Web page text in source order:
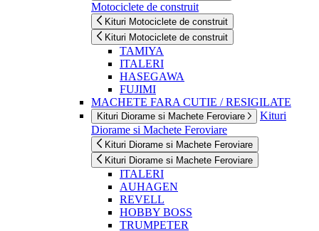
Motociclete de construit
Kituri Motociclete de construit
Kituri Motociclete de construit
TAMIYA
ITALERI
HASEGAWA
FUJIMI
MACHETE FARA CUTIE / RESIGILATE
Kituri Diorame si Machete Feroviare
Kituri
Diorame si Machete Feroviare
Kituri Diorame si Machete Feroviare
Kituri Diorame si Machete Feroviare
ITALERI
AUHAGEN
REVELL
HOBBY BOSS
TRUMPETER